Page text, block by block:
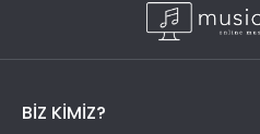
BIZ KIMIZ?